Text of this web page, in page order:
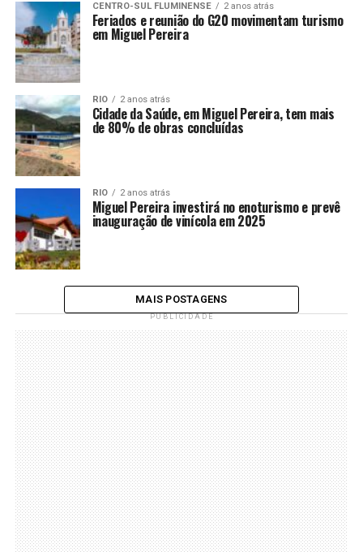
CENTRO-SUL FLUMINENSE 2 anos atrás
Feriados e reunião do G20 movimentam turismo
em Miguel Pereira
RIO 2 anos atrás
Cidade da Saúde, em Miguel Pereira, tem mais
de 80% de obras concluídas
RIO 2 anos atrás
Miguel Pereira investirá no enoturismo e prevê
inauguração de vinícola em 2025
MAIS POSTAGENS
PUBLICIDADE